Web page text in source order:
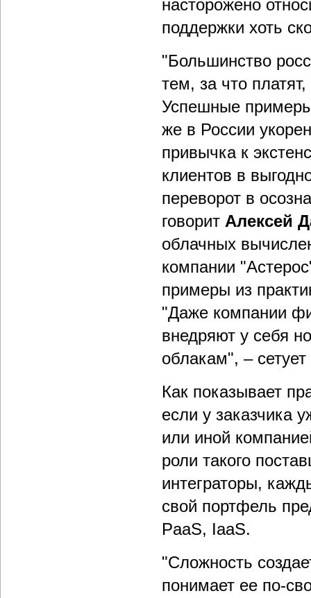
насторожено
поддержки хоть
"Большинство
тем, за что
Успешные
же в России
привычка к
клиентов в
переворот в
говорит Алексей
облачных
компании
примеры из
"Даже компании
внедряют у себя
облакам", –
Как показывает
если у заказчика
или иной
роли такого
интеграторы,
свой портфель
PaaS, IaaS.
"Сложность
понимает ее по-